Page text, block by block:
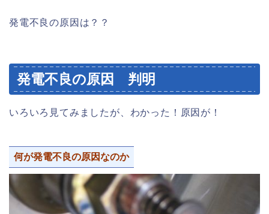
発電不良の原因は？？
発電不良の原因 判明
いろいろ見てみましたが、わかった！原因が！
何が発電不良の原因なのか